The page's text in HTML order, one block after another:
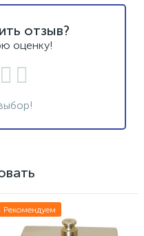
отзыв?
оценку!
Рекомендуем